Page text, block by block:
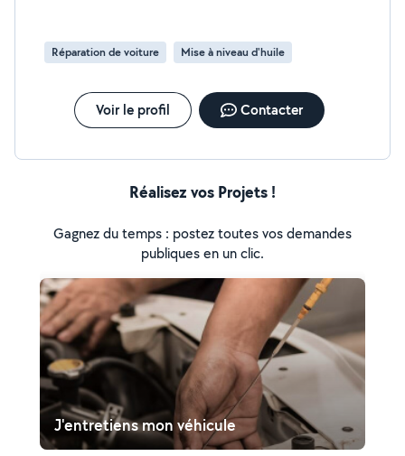
Réparation de voiture Mise à niveau d'huile
Voir le profil Contacter
Réalisez vos Projets !
Gagnez du temps : postez toutes vos demandes
publiques en un clic.
J'entretiens mon véhicule